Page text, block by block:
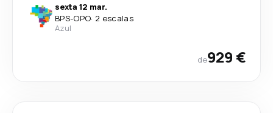
sexta 12 mar.
BPS-OPO· 2 escalas
Azul
de929 €